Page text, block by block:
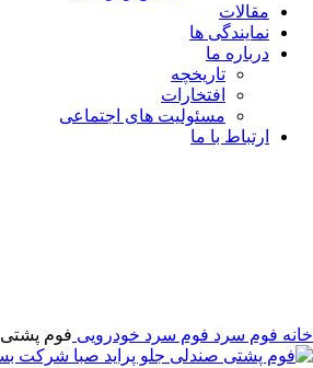
مقالات
نمایندگی ها
درباره ما
تاریخچه
افتخارات
مسئولیت های اجتماعی
ارتباط با ما
خانه فوم سرد فوم سرد خودرویی فوم پشتی